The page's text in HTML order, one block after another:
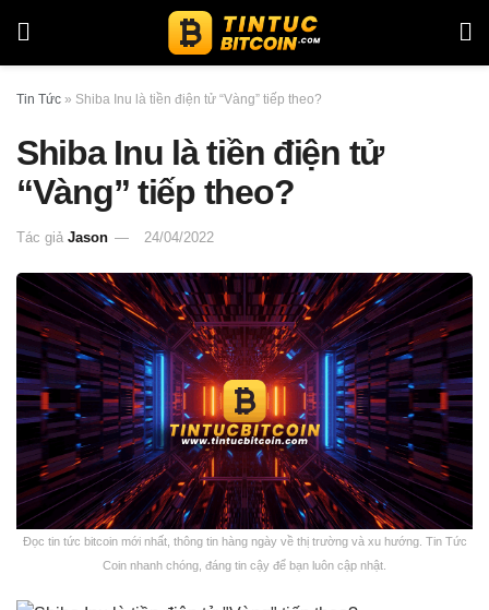
Tin Tức » Shiba Inu là tiền điện tử “Vàng” tiếp theo?
Shiba Inu là tiền điện tử
“Vàng” tiếp theo?
Tác giả Jason 24/04/2022
Đọc tin tức bitcoin mới nhất, thông tin hàng ngày về thị trường và xu hướng. Tin Tức
Coin nhanh chóng, đáng tin cậy để bạn luôn cập nhật.